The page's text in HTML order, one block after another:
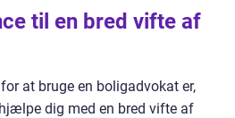
til en bred vifte af
at bruge en boligadvokat er,
dig med en bred vifte af